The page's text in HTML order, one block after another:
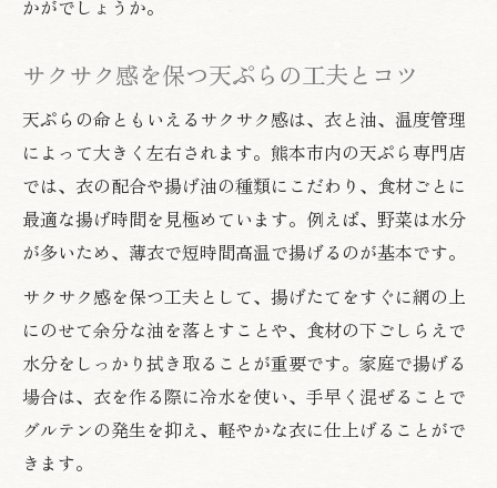
かがでしょうか。
サクサク感を保つ天ぷらの工夫とコツ
天ぷらの命ともいえるサクサク感は、衣と油、温度管理
によって大きく左右されます。熊本市内の天ぷら専門店
では、衣の配合や揚げ油の種類にこだわり、食材ごとに
最適な揚げ時間を見極めています。例えば、野菜は水分
が多いため、薄衣で短時間高温で揚げるのが基本です。
サクサク感を保つ工夫として、揚げたてをすぐに網の上
にのせて余分な油を落とすことや、食材の下ごしらえで
水分をしっかり拭き取ることが重要です。家庭で揚げる
場合は、衣を作る際に冷水を使い、手早く混ぜることで
グルテンの発生を抑え、軽やかな衣に仕上げることがで
きます。